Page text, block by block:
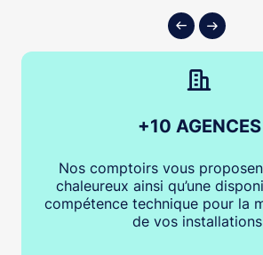
+10 AGENCES
Nos comptoirs vous
chaleureux ainsi qu’une
compétence technique pour la
de vos